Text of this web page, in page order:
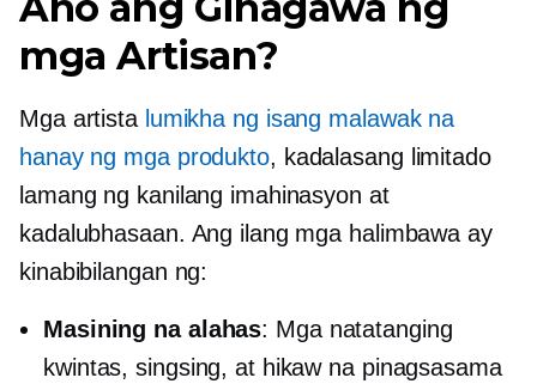
mga Artisan?
Mga artista lumikha ng isang malawak na
hanay ng mga produkto, kadalasang limitado
lamang ng kanilang imahinasyon at
kadalubhasaan. Ang ilang mga halimbawa ay
kinabibilangan ng:
Masining na alahas: Mga natatanging
kwintas, singsing, at hikaw na pinagsasama